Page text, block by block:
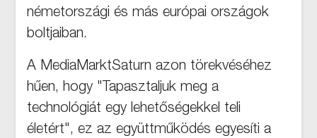
németországi és más európai országok
boltjaiban.
A MediaMarktSaturn azon törekvéséhez
hűen, hogy "Tapasztaljuk meg a
technológiát egy lehetőségekkel teli
életért", ez az együttműködés egyesíti a